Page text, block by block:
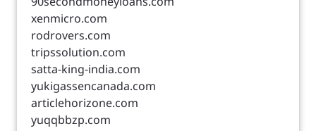
xenmicro.com
rodrovers.com
tripssolution.com
satta-king-india.com
yukigassencanada.com
articlehorizone.com
yuqqbbzp.com